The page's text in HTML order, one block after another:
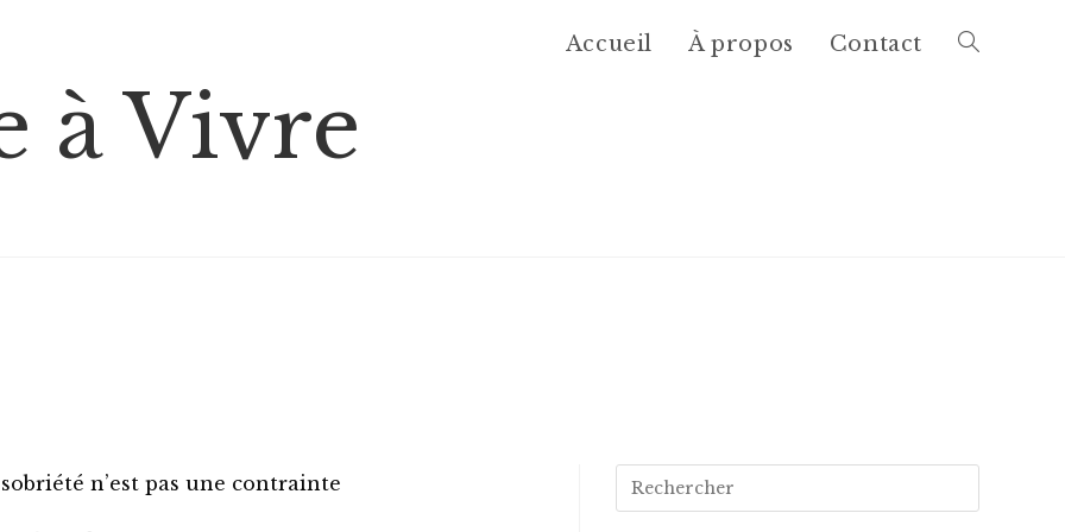
à Vivre
Accueil À propos Contact
Rechercher
sur